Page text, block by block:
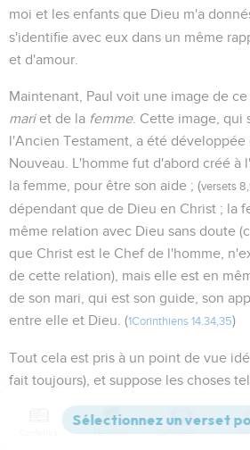
moi et les enfants que Dieu m'a
s'identifie avec eux dans un même
et d'amour.
Maintenant, Paul voit une image de
mariet de la femme. Cette image, qui
l'Ancien Testament, a été développée
Nouveau. L'homme fut d'abord créé à
la femme, pour être son aide ; (versets
dépendant que de Dieu en Christ ; la
même relation avec Dieu sans doute
que Christ est le Chef de l'homme,
de cette relation), mais elle est en
de son mari, qui est son guide, son
entre elle et Dieu. (1Corinthiens 14.34,35)
Tout cela est pris à un point de vue
fait toujours), et suppose les choses
être ou devenir.
Il y a plus : cette dépendance de la
Versions Commentaires